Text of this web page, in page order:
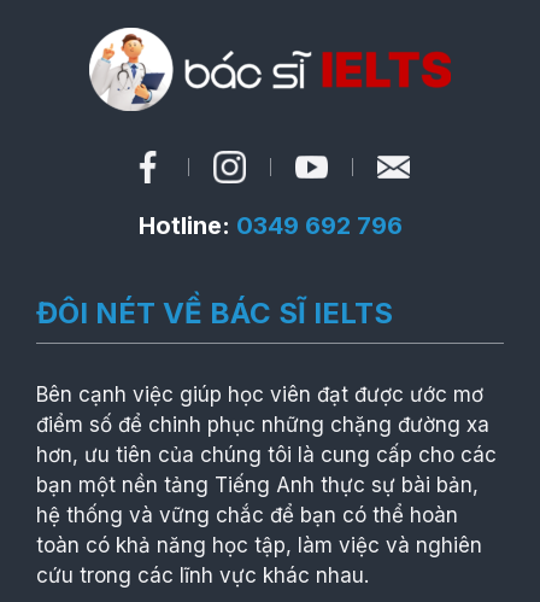
Hotline: 0349 692 796
ĐÔI NÉT VỀ BÁC SĨ IELTS
Bên cạnh việc giúp học viên đạt được ước mơ
điểm số để chinh phục những chặng đường xa
hơn, ưu tiên của chúng tôi là cung cấp cho các
bạn một nền tảng Tiếng Anh thực sự bài bản,
hệ thống và vững chắc để bạn có thể hoàn
toàn có khả năng học tập, làm việc và nghiên
cứu trong các lĩnh vực khác nhau.